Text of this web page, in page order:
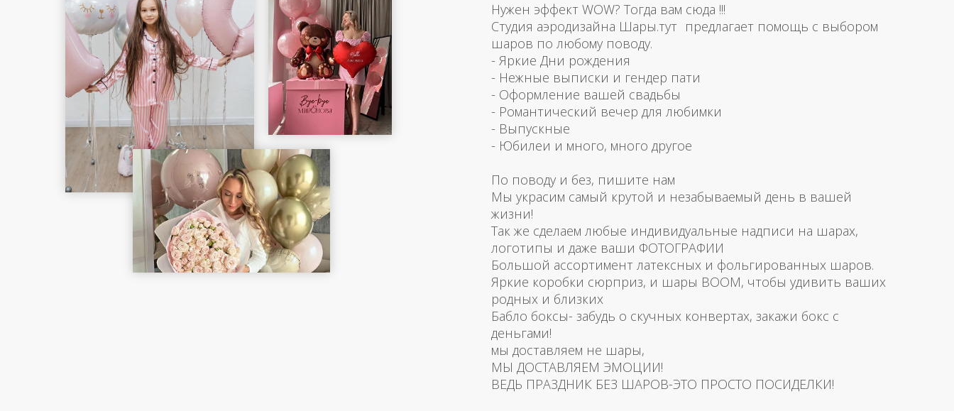
Нужен эффект WOW? Тогда вам сюда !!!
Студия аэродизайна Шары.тут предлагает помощь с выбором
шаров по любому поводу.
- Яркие Дни рождения
- Нежные выписки и гендер пати
- Оформление вашей свадьбы
- Романтический вечер для любимки
- Выпускные
- Юбилеи и много, много другое
По поводу и без, пишите нам
Мы украсим самый крутой и незабываемый день в вашей
жизни!
Так же сделаем любые индивидуальные надписи на шарах,
логотипы и даже ваши ФОТОГРАФИИ
Большой ассортимент латексных и фольгированных шаров.
Яркие коробки сюрприз, и шары BOOM, чтобы удивить ваших
родных и близких
Бабло боксы- забудь о скучных конвертах, закажи бокс с
деньгами!
мы доставляем не шары,
МЫ ДОСТАВЛЯЕМ ЭМОЦИИ!
ВЕДЬ ПРАЗДНИК БЕЗ ШАРОВ-ЭТО ПРОСТО ПОСИДЕЛКИ!